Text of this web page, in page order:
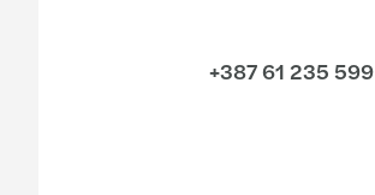
+387 61 235 599